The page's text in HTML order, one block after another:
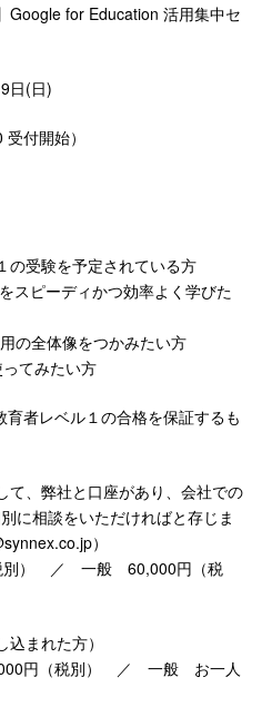
Google for Education 活用集中セ
日(日)
付開始）
の受験を予定されている方
スピーディかつ効率よく学びた
の全体像をつかみたい方
てみたい方
者レベル１の合格を保証するも
て、弊社と口座があり、会社での
に相談をいただければと存じま
）
別） ／ 一般 60,000円（税
まれた方）
円（税別） ／ 一般 お一人